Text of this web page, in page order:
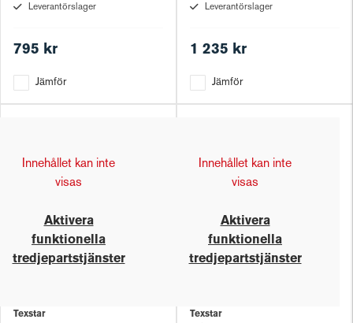
Leverantörslager
795 kr
Jämför
Leverantörslager
1 235 kr
Jämför
Innehållet kan inte
visas
Aktivera
funktionella
tredjepartstjänster
Texstar
Innehållet kan inte
visas
Aktivera
funktionella
tredjepartstjänster
Texstar